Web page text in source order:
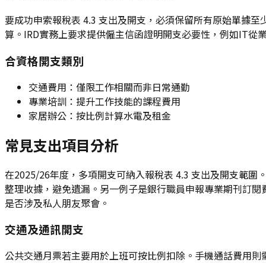
要成功申索報稅表 4.3 支出及開支，必須保留所有原始單據
算。IRD實務上要求提供僱主信函證明開支必要性，例如IT從
合資格開支類別
交通費用：僅限工作相關而非日常通勤
專業培訓：提升工作技能的課程費用
家居辦公：按比例計算水電及租金
常見支出項目分析
在2025/26年度，多項開支可納入報稅表 4.3 支出及開支範圍
整理收據，避免遺漏。另一例子是銀行職員申報專業期刊訂
是否涉及私人朋友聚會。
交通及通訊開支
公共交通月票若主要用於上班可按比例扣除。手機通話費用